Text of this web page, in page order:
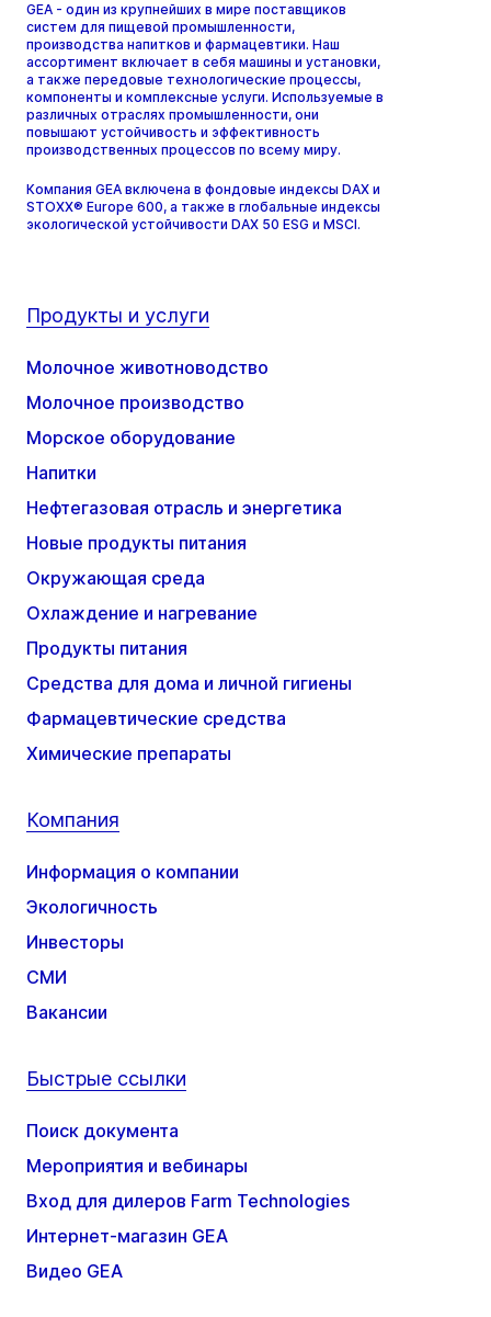
GEA - один из крупнейших в мире поставщиков
систем для пищевой промышленности,
производства напитков и фармацевтики. Наш
ассортимент включает в себя машины и установки,
а также передовые технологические процессы,
компоненты и комплексные услуги. Используемые в
различных отраслях промышленности, они
повышают устойчивость и эффективность
производственных процессов по всему миру.
Компания GEA включена в фондовые индексы DAX и
STOXX® Europe 600, а также в глобальные индексы
экологической устойчивости DAX 50 ESG и MSCI.
Продукты и услуги
Молочное животноводство
Молочное производство
Морское оборудование
Напитки
Нефтегазовая отрасль и энергетика
Новые продукты питания
Окружающая среда
Охлаждение и нагревание
Продукты питания
Средства для дома и личной гигиены
Фармацевтические средства
Химические препараты
Компания
Информация о компании
Экологичность
Инвесторы
СМИ
Вакансии
Быстрые ссылки
Поиск документа
Мероприятия и вебинары
Вход для дилеров Farm Technologies
Интернет-магазин GEA
Видео GEA